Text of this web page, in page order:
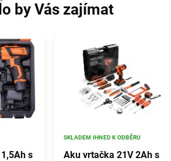
by Vás zajímat
s
Aku vrtačka 21V 2Ah s
SKLADEM IHNED K ODBĚRU